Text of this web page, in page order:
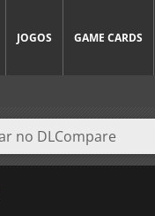
JOGOS GAME CARDS